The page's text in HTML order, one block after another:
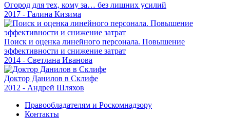
Огород для тех, кому за… без лишних усилий
2017 - Галина Кизима
Поиск и оценка линейного персонала. Повышение
эффективности и снижение затрат
2014 - Светлана Иванова
Доктор Данилов в Склифе
2012 - Андрей Шляхов
Правообладателям и Роскомнадзору
Контакты